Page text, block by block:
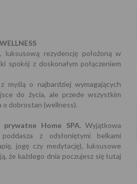
luksusową rezydencję położoną w
spokój z doskonałym połączeniem
o najbardziej wymagających
do życia, ale przede wszystkim
o dobrostan (wellness).
prywatne Home SPA. Wyjątkowa
z odsłoniętymi belkami
jogę czy medytację), luksusowe
że każdego dnia poczujesz się tutaj